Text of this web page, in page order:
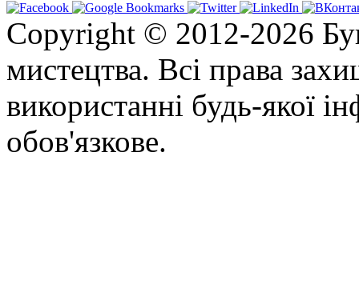
Copyright © 2012-2026
мистецтва. Всі права
використанні будь-якої
обов'язкове.